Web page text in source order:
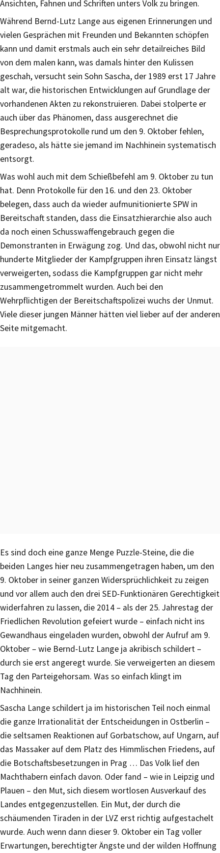
Ansichten, Fahnen und Schriften unters Volk zu bringen.
Während Bernd-Lutz Lange aus eigenen Erinnerungen und
vielen Gesprächen mit Freunden und Bekannten schöpfen
kann und damit erstmals auch ein sehr detailreiches Bild
von dem malen kann, was damals hinter den Kulissen
geschah, versucht sein Sohn Sascha, der 1989 erst 17 Jahre
alt war, die historischen Entwicklungen auf Grundlage der
vorhandenen Akten zu rekonstruieren. Dabei stolperte er
auch über das Phänomen, dass ausgerechnet die
Besprechungsprotokolle rund um den 9. Oktober fehlen,
geradeso, als hätte sie jemand im Nachhinein systematisch
entsorgt.
Was wohl auch mit dem Schießbefehl am 9. Oktober zu tun
hat. Denn Protokolle für den 16. und den 23. Oktober
belegen, dass auch da wieder aufmunitionierte SPW in
Bereitschaft standen, dass die Einsatzhierarchie also auch
da noch einen Schusswaffengebrauch gegen die
Demonstranten in Erwägung zog. Und das, obwohl nicht nur
hunderte Mitglieder der Kampfgruppen ihren Einsatz längst
verweigerten, sodass die Kampfgruppen gar nicht mehr
zusammengetrommelt wurden. Auch bei den
Wehrpflichtigen der Bereitschaftspolizei wuchs der Unmut.
Viele dieser jungen Männer hätten viel lieber auf der anderen
Seite mitgemacht.
Es sind doch eine ganze Menge Puzzle-Steine, die die
beiden Langes hier neu zusammengetragen haben, um den
9. Oktober in seiner ganzen Widersprüchlichkeit zu zeigen
und vor allem auch den drei SED-Funktionären Gerechtigkeit
widerfahren zu lassen, die 2014 – als der 25. Jahrestag der
Friedlichen Revolution gefeiert wurde – einfach nicht ins
Gewandhaus eingeladen wurden, obwohl der Aufruf am 9.
Oktober – wie Bernd-Lutz Lange ja akribisch schildert –
durch sie erst angeregt wurde. Sie verweigerten an diesem
Tag den Parteigehorsam. Was so einfach klingt im
Nachhinein.
Sascha Lange schildert ja im historischen Teil noch einmal
die ganze Irrationalität der Entscheidungen in Ostberlin –
die seltsamen Reaktionen auf Gorbatschow, auf Ungarn, auf
das Massaker auf dem Platz des Himmlischen Friedens, auf
die Botschaftsbesetzungen in Prag … Das Volk lief den
Machthabern einfach davon. Oder fand – wie in Leipzig und
Plauen – den Mut, sich diesem wortlosen Ausverkauf des
Landes entgegenzustellen. Ein Mut, der durch die
schäumenden Tiraden in der LVZ erst richtig aufgestachelt
wurde. Auch wenn dann dieser 9. Oktober ein Tag voller
Erwartungen, berechtigter Ängste und der wilden Hoffnung